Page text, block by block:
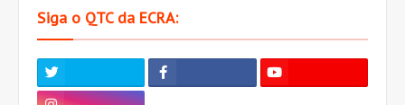
Siga o QTC da ECRA: